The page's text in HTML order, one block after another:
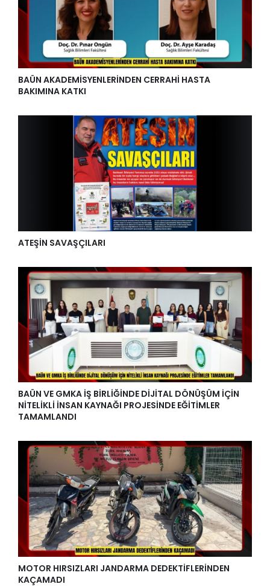
BAÜN AKADEMİSYENLERİNDEN CERRAHİ HASTA
BAKIMINA KATKI
ATEŞİN SAVAŞÇILARI
BAÜN VE GMKA İŞ BİRLİĞİNDE DİJİTAL DÖNÜŞÜM İÇİN
NİTELİKLİ İNSAN KAYNAĞI PROJESİNDE EĞİTİMLER
TAMAMLANDI
MOTOR HIRSIZLARI JANDARMA DEDEKTİFLERİNDEN
KAÇAMADI